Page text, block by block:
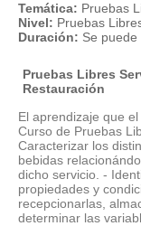
Temática: Pruebas
Nivel: Pruebas
Duración: Se
Pruebas Libres
Restauración
El aprendizaje que
Curso de Pruebas
Caracterizar los
bebidas
dicho servicio. -
propiedades y
recepcionarlas,
determinar las